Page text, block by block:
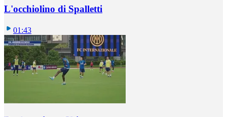
L'occhiolino di Spalletti
01:43